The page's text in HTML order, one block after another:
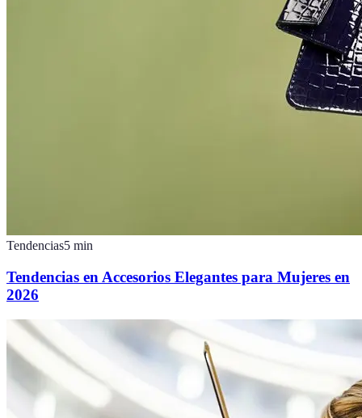
Tendencias5 min
Tendencias en Accesorios Elegantes para Mujeres en
2026